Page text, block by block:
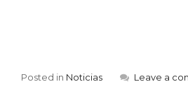
Posted in Noticias Leave a